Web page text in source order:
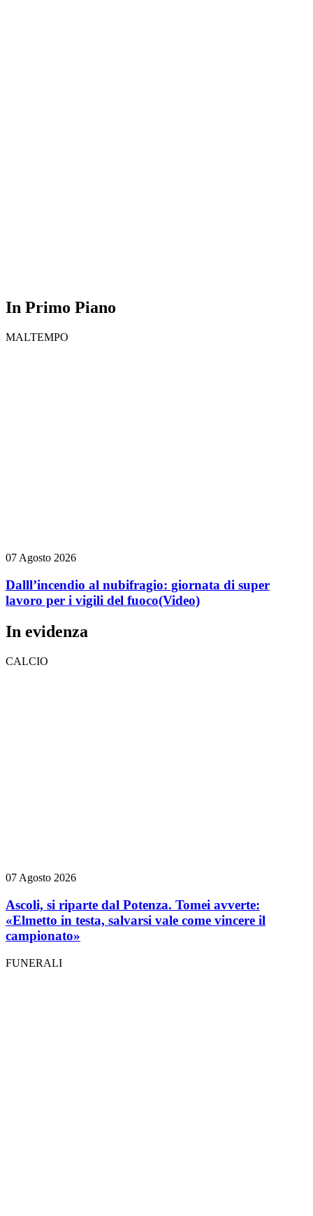
In Primo Piano
MALTEMPO
07 Agosto 2026
Dalll’incendio al nubifragio: giornata di super
lavoro per i vigili del fuoco(Video)
In evidenza
CALCIO
07 Agosto 2026
Ascoli, si riparte dal Potenza. Tomei avverte:
«Elmetto in testa, salvarsi vale come vincere il
campionato»
FUNERALI